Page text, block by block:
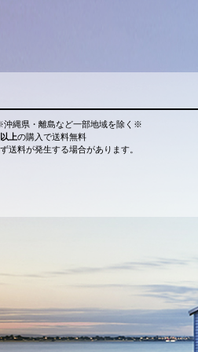
縄県・離島など一部地域を除く※
上の購入で送料無料
送料が発生する場合があります。